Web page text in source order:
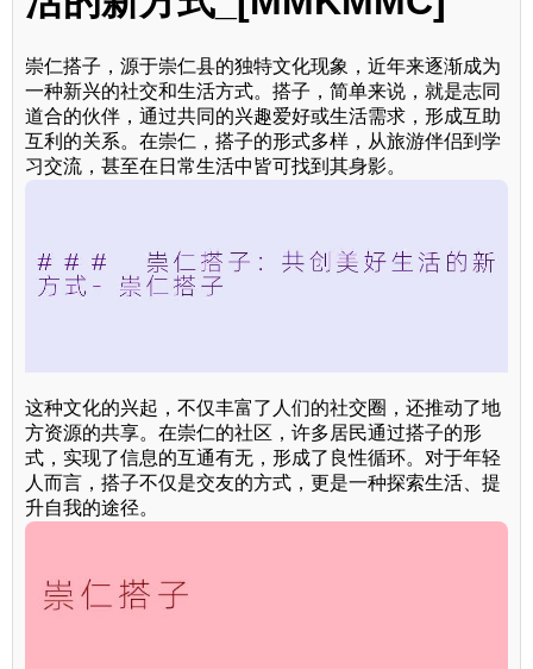
崇仁搭子，源于崇仁县的独特文化现象，近年来逐渐成为
一种新兴的社交和生活方式。搭子，简单来说，就是志同
道合的伙伴，通过共同的兴趣爱好或生活需求，形成互助
互利的关系。在崇仁，搭子的形式多样，从旅游伴侣到学
习交流，甚至在日常生活中皆可找到其身影。
这种文化的兴起，不仅丰富了人们的社交圈，还推动了地
方资源的共享。在崇仁的社区，许多居民通过搭子的形
式，实现了信息的互通有无，形成了良性循环。对于年轻
人而言，搭子不仅是交友的方式，更是一种探索生活、提
升自我的途径。